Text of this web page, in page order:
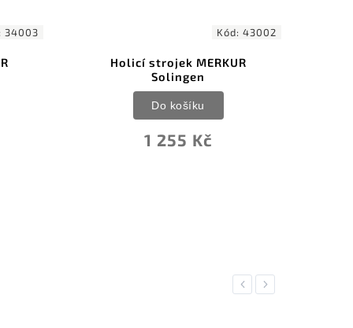
MERKUR
Holicí strojek MERKUR
Previous
Next